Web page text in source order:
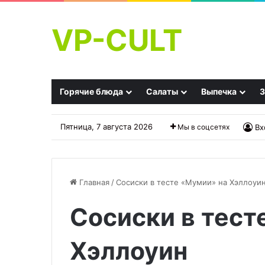
VP-CULT
Горячие блюда Салаты Выпечка
Пятница, 7 августа 2026 Мы в соцсетях
Главная /Сосиски в тесте «Мумии» на Хэллоуин
Сосиски в
Хэллоуин
Печеночники